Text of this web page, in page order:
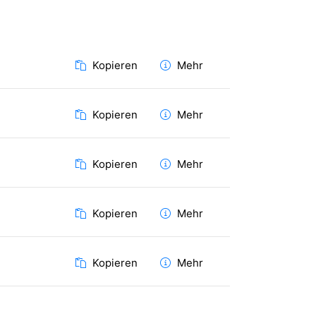
Kopieren Mehr
Kopieren Mehr
Kopieren Mehr
Kopieren Mehr
Kopieren Mehr